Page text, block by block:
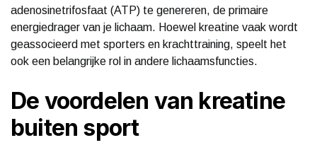
adenosinetrifosfaat (ATP) te genereren, de primaire
energiedrager van je lichaam. Hoewel kreatine vaak wordt
geassocieerd met sporters en krachttraining, speelt het
ook een belangrijke rol in andere lichaamsfuncties.
De voordelen van kreatine
buiten sport